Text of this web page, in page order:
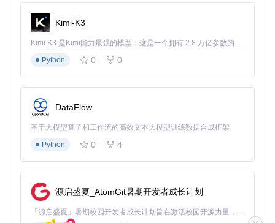
问题解决：常见问题速查表
问题
视频无法下载
2. 检查账号登录状态
3. 验证视频链接有效性
软件启动失败
1. 检查Java环境是否安装
2. 确认Java版本是否为1.8或更高
专家技巧：提升使用体验的5个高级设置
Kimi-K3
Kimi K3 是Kimi能力最强的模型：这是一个拥有 2.8 万亿参数的混合专家（MoE）模型，具备原生视觉理解能力，并支持 100 万 token 的上下文窗口。
Python
0 0
DataFlow
基于大模型算子和工作流的高效文本大模型训练数据合成框架
Python
0 4
源启盛夏_AtomGit暑期开发者成长计划
「源启盛夏」暑期校园开发者成长计划旨在激活校园开源力量，通过积分激励、认证扶持、资源倾斜等形式，引导高校组织和开发者完成「入驻 — 建项目 — 做贡献 — 获认证 — 得资源」的完整闭环。无论你是想带领社团入驻平台的组织者，还是希望用代码贡献证明自己的开发者，都能在这里找到属于你的成长路径。